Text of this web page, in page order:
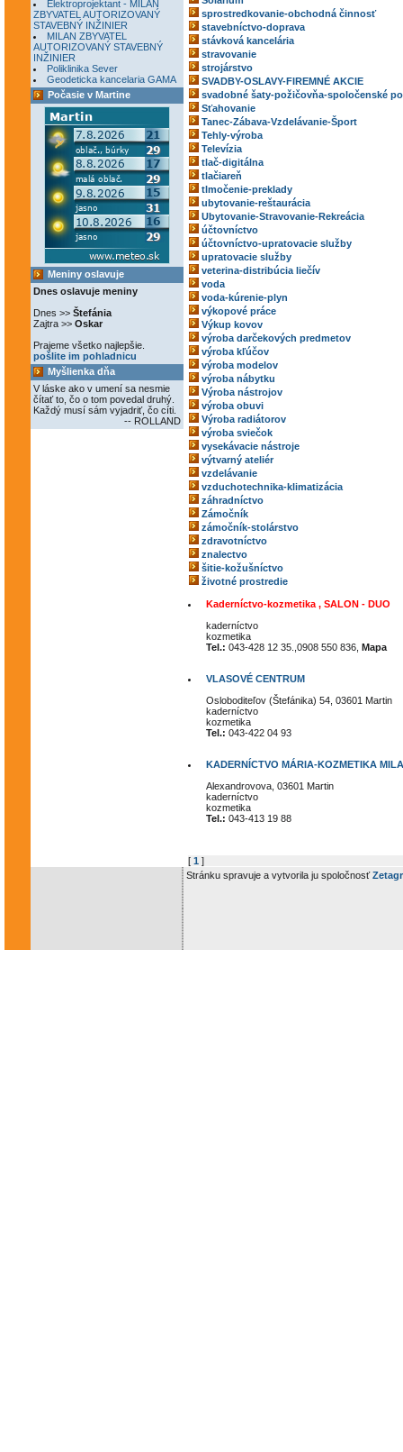
Elektroprojektant - MILAN
ZBYVATEL AUTORIZOVANÝ
STAVEBNÝ INŽINIER
MILAN ZBYVATEL
AUTORIZOVANÝ STAVEBNÝ
INŽINIER
Poliklinika Sever
Geodeticka kancelaria GAMA
Počasie v Martine
Meniny oslavuje
Dnes oslavuje meniny
Dnes >> Štefánia
Zajtra >> Oskar
Prajeme všetko najlepšie.
pošlite im pohladnicu
Myšlienka dňa
V láske ako v umení sa nesmie
čítať to, čo o tom povedal druhý.
Každý musí sám vyjadriť, čo cíti.
-- ROLLAND
sprostredkovanie-obchodná činnosť
stavebníctvo-doprava
stávková kancelária
stravovanie
strojárstvo
SVADBY-OSLAVY-FIREMNÉ AKCIE
svadobné šaty-požičovňa-spoločenské
Sťahovanie
Tanec-Zábava-Vzdelávanie-Šport
Tehly-výroba
Televízia
tlač-digitálna
tlačiareň
tlmočenie-preklady
ubytovanie-reštaurácia
Ubytovanie-Stravovanie-Rekreácia
účtovníctvo
účtovníctvo-upratovacie služby
upratovacie služby
veterina-distribúcia liečív
voda
voda-kúrenie-plyn
výkopové práce
Výkup kovov
výroba darčekových predmetov
výroba kľúčov
výroba modelov
výroba nábytku
Výroba nástrojov
výroba obuvi
Výroba radiátorov
výroba sviečok
vysekávacie nástroje
výtvarný ateliér
vzdelávanie
vzduchotechnika-klimatizácia
záhradníctvo
Zámočník
zámočník-stolárstvo
zdravotníctvo
znalectvo
šitie-kožušníctvo
životné prostredie
Kaderníctvo-kozmetika , SALON - DUO
kaderníctvo
kozmetika
Tel.: 043-428 12 35.,0908 550 836, Mapa
VLASOVÉ CENTRUM
Osloboditeľov (Štefánika) 54, 03601 Martin
kaderníctvo
kozmetika
Tel.: 043-422 04 93
KADERNÍCTVO MÁRIA-KOZMETIKA
Alexandrovova, 03601 Martin
kaderníctvo
kozmetika
Tel.: 043-413 19 88
[ 1 ]
Stránku spravuje a vytvorila ju spoločnosť